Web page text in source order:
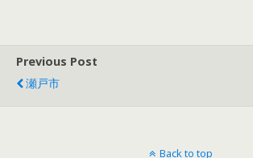
Previous Post
瀬戸市
Back to top